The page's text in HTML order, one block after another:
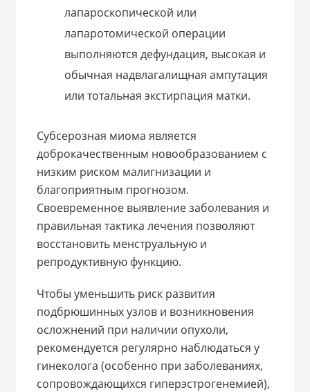
лапароскопической или
лапаротомической операции
выполняются дефундация, высокая и
обычная надвлагалищная ампутация
или тотальная экстирпация матки.
Субсерозная миома является
доброкачественным новообразованием с
низким риском малигнизации и
благоприятным прогнозом.
Своевременное выявление заболевания и
правильная тактика лечения позволяют
восстановить менструальную и
репродуктивную функцию.
Чтобы уменьшить риск развития
подбрюшинных узлов и возникновения
осложнений при наличии опухоли,
рекомендуется регулярно наблюдаться у
гинеколога (особенно при заболеваниях,
сопровождающихся гиперэстрогенемией),